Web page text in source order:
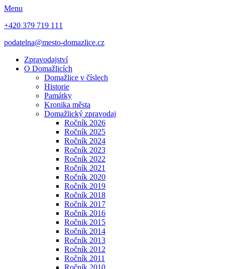
Menu
+420 379 719 111
podatelna@mesto-domazlice.cz
Zpravodajství
O Domažlicích
Domažlice v číslech
Historie
Památky
Kronika města
Domažlický zpravodaj
Ročník 2026
Ročník 2025
Ročník 2024
Ročník 2023
Ročník 2022
Ročník 2021
Ročník 2020
Ročník 2019
Ročník 2018
Ročník 2017
Ročník 2016
Ročnik 2015
Ročník 2014
Ročník 2013
Ročník 2012
Ročník 2011
Ročník 2010